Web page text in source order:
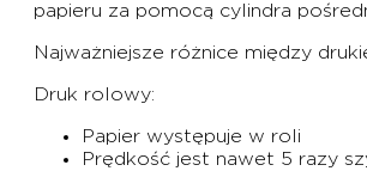
papieru za pomocą cylindra
Najważniejsze różnice między
Druk rolowy:
Papier występuje w roli
Prędkość jest nawet 5 razy